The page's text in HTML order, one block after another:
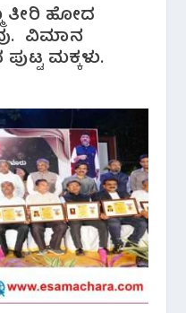
ತೀರಿ ಹೋದ
ವಿಮಾನ
ಮಕ್ಕಳು.